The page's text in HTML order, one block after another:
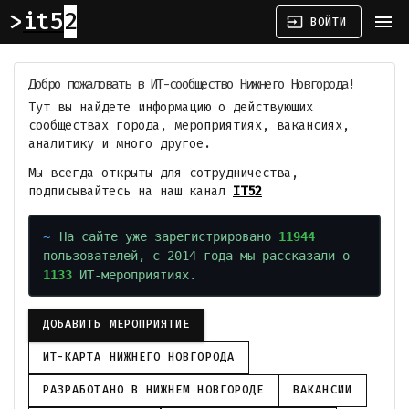
it52 input ВОЙТИ menu
Добро пожаловать в ИТ-сообщество Нижнего Новгорода!
Тут вы найдете информацию о действующих
сообществах города, мероприятиях, вакансиях,
аналитику и много другое.
Мы всегда открыты для сотрудничества,
подписывайтесь на наш канал IT52
На сайте уже зарегистрировано 11944
пользователей, с 2014 года мы рассказали о
1133 ИТ-мероприятиях.
ДОБАВИТЬ МЕРОПРИЯТИЕ
ИТ-КАРТА НИЖНЕГО НОВГОРОДА
РАЗРАБОТАНО В НИЖНЕМ НОВГОРОДЕ ВАКАНСИИ